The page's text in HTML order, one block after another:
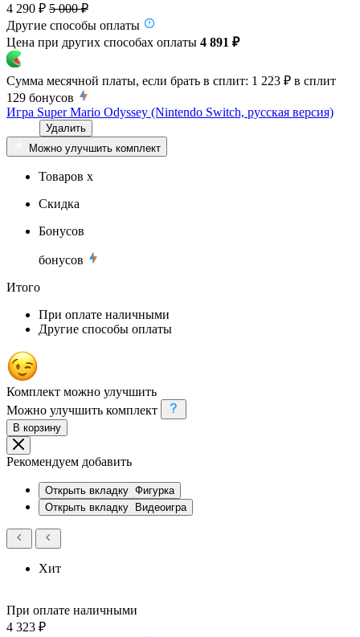
4 290 ₽ 5 000 ₽
Другие способы оплаты
Цена при других способах оплаты 4 891 ₽
Сумма месячной платы, если брать в сплит: 1 223 ₽ в сплит
129 бонусов
Игра Super Mario Odyssey (Nintendo Switch, русская версия)
Удалить
Можно улучшить комплект
Товаров x
Скидка
Бонусов
бонусов
Итого
При оплате наличными
Другие способы оплаты
Комплект можно улучшить
Можно улучшить комплект
В корзину
Рекомендуем добавить
Открыть вкладку Фигурка
Открыть вкладку Видеоигра
Хит
При оплате наличными
4 323 ₽